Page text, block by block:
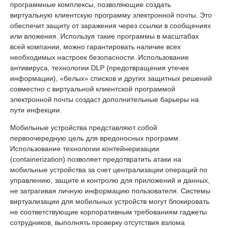
программные комплексы, позволяющие создать
виртуальную клиентскую программу электронной почты. Это
обеспечит защиту от заражения через ссылки в сообщениях
или вложения. Используя такие программы в масштабах
всей компании, можно гарантировать наличие всех
необходимых настроек безопасности. Использование
антивируса, технологии DLP (предотвращения утечек
информации), «белых» списков и других защитных решений
совместно с виртуальной клиентской программой
электронной почты создаст дополнительные барьеры на
пути инфекции.
Мобильные устройства представляют собой
первоочередную цель для вредоносных программ.
Использование технологии контейнеризации
(containerization) позволяет предотвратить атаки на
мобильные устройства за счет централизации операций по
управлению, защите и контролю для приложений и данных,
не затрагивая личную информацию пользователя. Cистемы
виртуализации для мобильных устройств могут блокировать
не соответствующие корпоративным требованиям гаджеты
сотрудников, выполнять проверку отсутствия взлома